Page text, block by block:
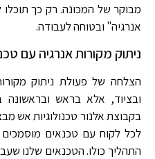
מבוקר של המכונה. רק כך
אנרגיה" ובטוחה לעבודה.
ניתוק מקורות אנרגיה עם
הצלחה של פעולת ניתוק
ובציוד, אלא בראש ובראשונה
בקבוצת אלנור טכנולוגיות אש
לכל לקוח עם טכנאים
התהליך כולו. הטכנאים שלנו